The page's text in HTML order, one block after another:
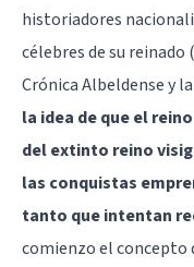
historiadores
célebres de su
Crónica Albeldense y
la idea de que el
del extinto reino
las conquistas
tanto que intentan
comienzo el concepto